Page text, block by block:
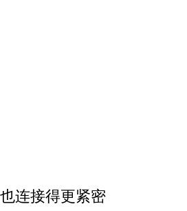
连接得更紧密